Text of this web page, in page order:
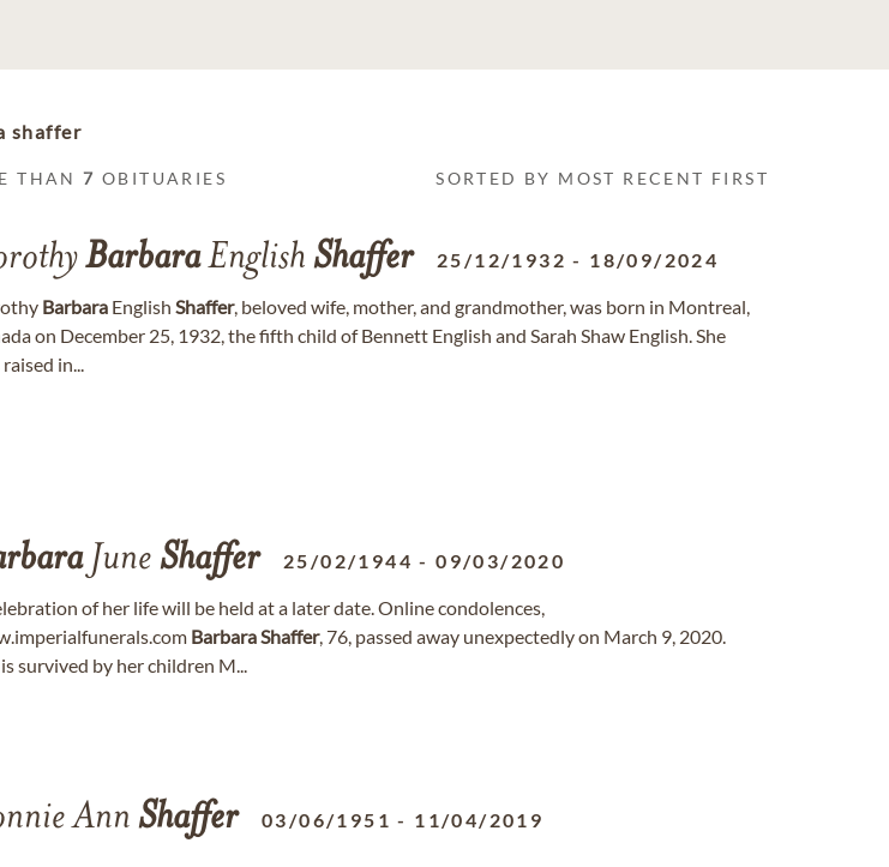
shaffer
THAN7 OBITUARIES SORTED BY MOST RECENT FIRST
BarbaraEnglish Shaffer 25/12/1932 - 18/09/2024
Barbara English Shaffer, beloved wife, mother, and grandmother, was born in Montreal,
on December 25, 1932, the fifth child of Bennett English and Sarah Shaw English. She
in...
June Shaffer 25/02/1944 -09/03/2020
of her life will be held at a later date. Online condolences,
BarbaraShaffer, 76, passed away unexpectedly on March 9, 2020.
is survived by her children M...
Ann Shaffer 03/06/1951 - 11/04/2019